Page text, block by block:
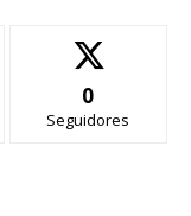
0
Seguidores